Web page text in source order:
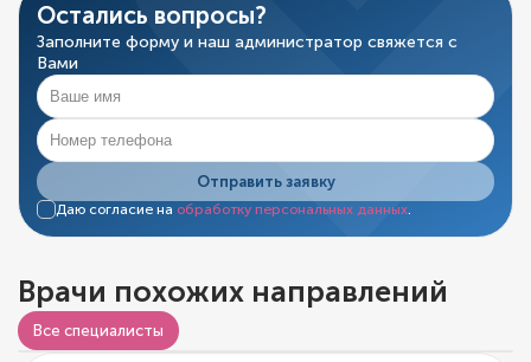
Остались вопросы?
Заполните форму и наш администратор свяжется с
Вами
Отправить заявку
Даю согласие на обработку персональных данных.
Врачи похожих направлений
Все специалисты